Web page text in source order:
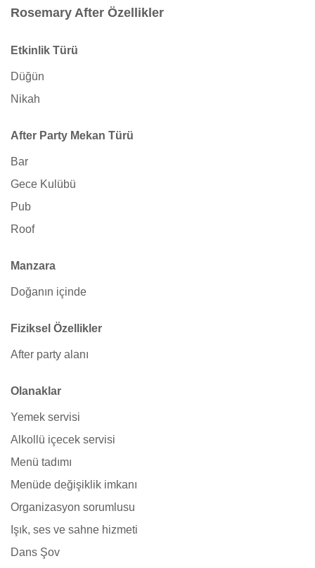
Rosemary After Özellikler
Etkinlik Türü
Düğün
Nikah
After Party Mekan Türü
Bar
Gece Kulübü
Pub
Roof
Manzara
Doğanın içinde
Fiziksel Özellikler
After party alanı
Olanaklar
Yemek servisi
Alkollü içecek servisi
Menü tadımı
Menüde değişiklik imkanı
Organizasyon sorumlusu
Işık, ses ve sahne hizmeti
Dans Şov